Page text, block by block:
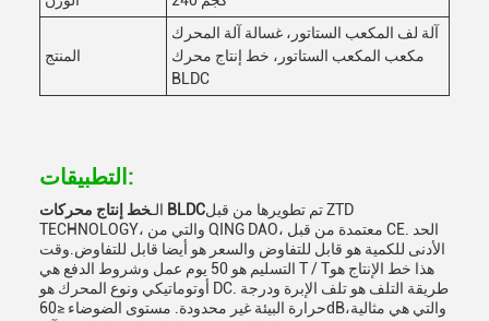
المنتج
آلة لف المكعب الستاتور، غسالة آلة المحرك
مكعب المكعب الستاتور، خط إنتاج محرك
BLDC
التطبيقات:
الـ خط إنتاج محركات BLDCتم تطويرها من قبل ZTD
TECHNOLOGY، والتي من QING DAO، معتمدة من قبل CE. الحد
الأدنى للكمية هو قابل للتفاوض والسعر هو أيضا قابل للتفاوض.وقت
التسليم هو 50 يوم عمل وشروط الدفع هي T / Tهذا خط الإنتاج هو
أوتوماتيكي ونوع المحرك هو DC. طريقة التلف هو تلف الإبرة ودرجة
حرارة البيئة غير محدودة. مستوى الضوضاء ≤60dB،والتي هي مثالية